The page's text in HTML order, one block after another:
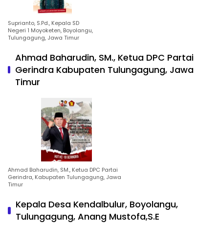
Suprianto, S.Pd., Kepala SD
Negeri 1 Moyoketen, Boyolangu,
Tulungagung, Jawa Timur
Ahmad Baharudin, SM., Ketua DPC Partai
Gerindra Kabupaten Tulungagung, Jawa
Timur
Ahmad Baharudin, SM., Ketua DPC Partai
Gerindra, Kabupaten Tulungagung, Jawa
Timur
Kepala Desa Kendalbulur, Boyolangu,
Tulungagung, Anang Mustofa,S.E